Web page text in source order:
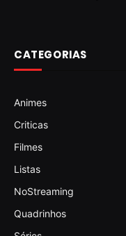
CATEGORIAS
Animes
Criticas
Filmes
Listas
NoStreaming
Quadrinhos